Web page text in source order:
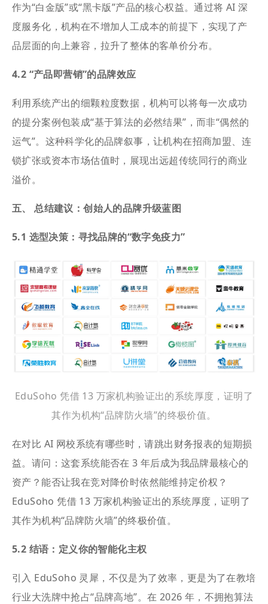
作为“白金版”或“黑卡版”产品的核心权益。通过将 AI 深
度服务化，机构在不增加人工成本的前提下，实现了产
品层面的向上兼容，拉升了整体的客单价分布。
4.2 “产品即营销”的品牌效应
利用系统产出的细颗粒度数据，机构可以将每一次成功
的提分案例包装成“基于算法的必然结果”，而非“偶然的
运气”。这种科学化的品牌叙事，让机构在招商加盟、连
锁扩张或资本市场估值时，展现出远超传统同行的商业
溢价。
五、 总结建议：创始人的品牌升级蓝图
5.1 选型决策：寻找品牌的“数字免疫力”
EduSoho 凭借 13 万家机构验证出的系统厚度，证明了
其作为机构“品牌防火墙”的终极价值。
在对比 AI 网校系统有哪些时，请跳出财务报表的短期损
益。请问：这套系统能否在 3 年后成为我品牌最核心的
资产？能否让我在竞对降价时依然能维持定价权？
EduSoho 凭借 13 万家机构验证出的系统厚度，证明了
其作为机构“品牌防火墙”的终极价值。
5.2 结语：定义你的智能化主权
引入 EduSoho 灵犀，不仅是为了效率，更是为了在教培
行业大洗牌中抢占“品牌高地”。在 2026 年，不拥抱算法